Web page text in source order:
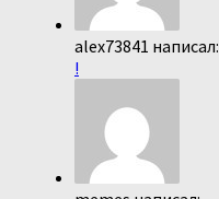
alex73841 написал:
!